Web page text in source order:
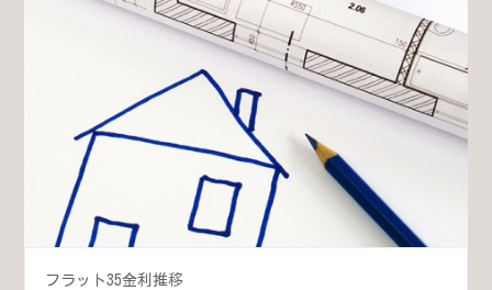
フラット35金利推移